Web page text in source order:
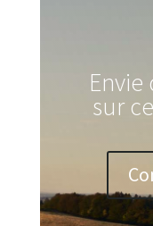
Envie
sur